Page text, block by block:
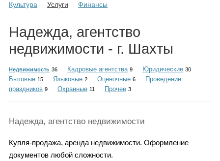
Инфо
Культура
Услуги Финансы
Надежда, агентство
недвижимости - г. Шахты
Недвижимость 36 Кадровые агентства 9 Юридические 30
Бытовые 15 Языковые 2 Оценочные 6
Проведение
праздников 9 Охранные 11 Прочее 3
Надежда, агентство недвижимости
Купля-продажа, аренда недвижимости. Оформление
документов любой сложности.